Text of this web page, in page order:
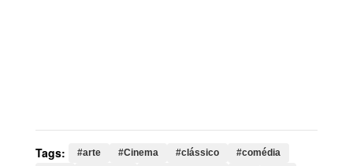
Tags: #arte #Cinema #clássico
#comédia